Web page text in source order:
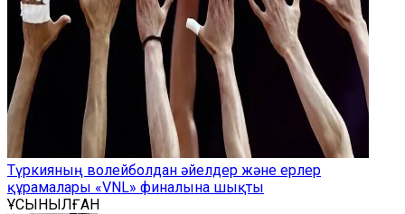
Түркияның волейболдан әйелдер және ерлер
құрамалары «VNL» финалына шықты
ҰСЫНЫЛҒАН